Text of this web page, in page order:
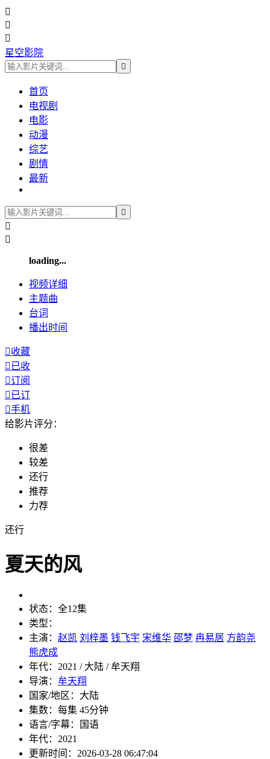



星空影院

首页
电视剧
电影
动漫
综艺
剧情
最新



loading...
视频详细
主题曲
台词
播出时间
收藏
已收
订阅
已订
手机
给影片评分：
很差
较差
还行
推荐
力荐
还行
夏天的风
状态： 全12集
类型：
主演： 赵凯 刘梓墨 钱飞宇 宋维华 邵梦 冉易居 方韵尧
熊虎成
年代： 2021 / 大陆 / 牟天翔
导演： 牟天翔
国家/地区： 大陆
集数： 每集 45分钟
语言/字幕：
国语
年代： 2021
更新时间： 2026-03-28 06:47:04